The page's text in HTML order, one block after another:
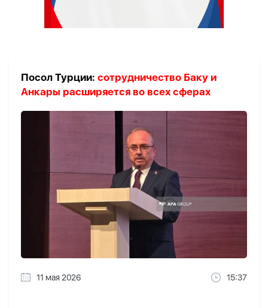
Посол Турции: сотрудничество Баку и
Анкары расширяется во всех сферах
11 мая 2026 15:37